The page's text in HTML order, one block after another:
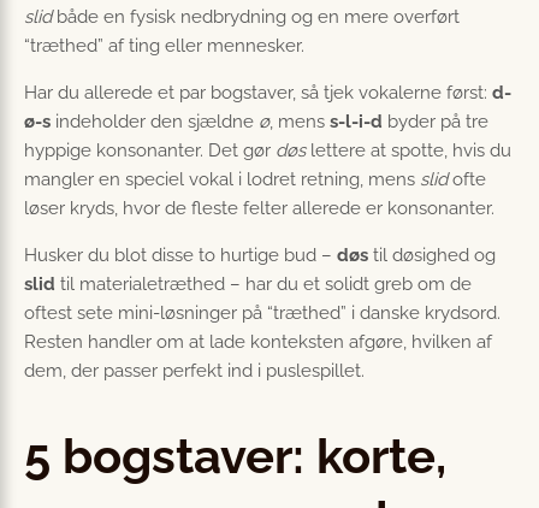
slidbåde en fysisk nedbrydning og en mere overført
“træthed” af ting eller mennesker.
Har du allerede et par bogstaver, så tjek vokalerne først: d-
ø-s indeholder den sjældne ø, mens s-l-i-d byder på tre
hyppige konsonanter. Det gør døslettere at spotte, hvis du
mangler en speciel vokal i lodret retning, mens slidofte
løser kryds, hvor de fleste felter allerede er konsonanter.
Husker du blot disse to hurtige bud – døs til døsighed og
slid til materialetræthed – har du et solidt greb om de
oftest sete mini-løsninger på “træthed” i danske krydsord.
Resten handler om at lade konteksten afgøre, hvilken af
dem, der passer perfekt ind i puslespillet.
5 bogstaver: korte,